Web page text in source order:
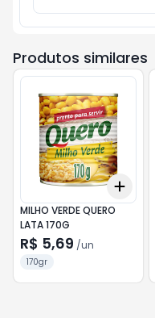
Produtos similares
Add
MILHO VERDE QUERO
LATA 170G
R$ 5,69 /un
170gr